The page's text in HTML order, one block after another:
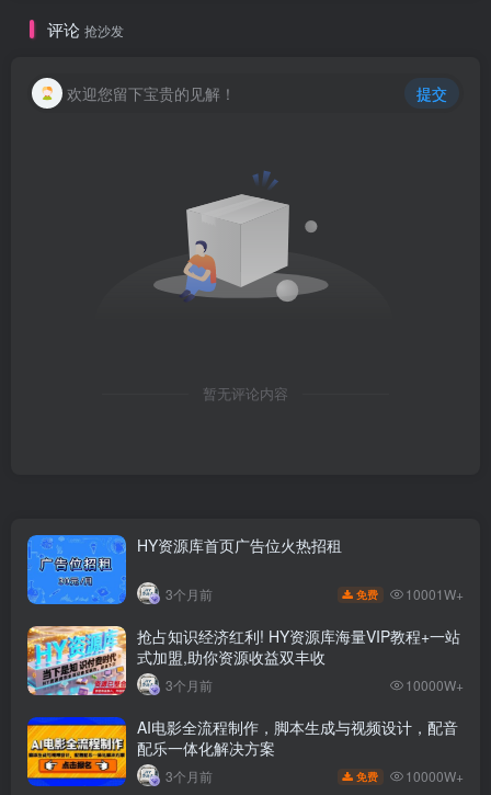
评论 抢沙发
欢迎您留下宝贵的见解！ 提交
暂无评论内容
HY资源库首页广告位火热招租
3个月前 免费 10001W+
抢占知识经济红利! HY资源库海量VIP教程+一站
式加盟,助你资源收益双丰收
3个月前 10000W+
AI电影全流程制作，脚本生成与视频设计，配音
配乐一体化解决方案
3个月前 免费 10000W+